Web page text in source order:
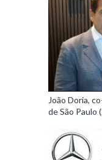
João Doria,
de São Paulo